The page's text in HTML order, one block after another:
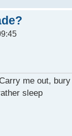
me out,
sleep